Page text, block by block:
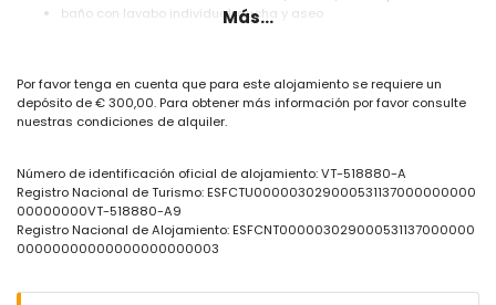
baño con lavabo individual, ducha y aseo
piscina privada de 8m x 4m
hermoso jardín con césped, grava, árboles y mobiliario de jardín
con tumbonas
ducha exterior
área de estar exterior y área de comedor exterior
2 plazas de aparcamiento privadas y cerradas
Más información
Más...
Por favor tenga en cuenta que para este alojamiento se requiere un
depósito de € 300,00. Para obtener más información por favor consulte
nuestras condiciones de alquiler.
Número de identificación oficial de alojamiento: VT-518880-A
Registro Nacional de Turismo: ESFCTU000003029000531137000000000
00000000VT-518880-A9
Registro Nacional de Alojamiento: ESFCNT000003029000531137000000
00000000000000000000003